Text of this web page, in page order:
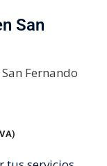
San
Fernando